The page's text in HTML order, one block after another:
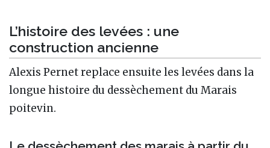
L’histoire des levées : une
construction ancienne
Alexis Pernet replace ensuite les levées dans la
longue histoire du dessèchement du Marais
poitevin.